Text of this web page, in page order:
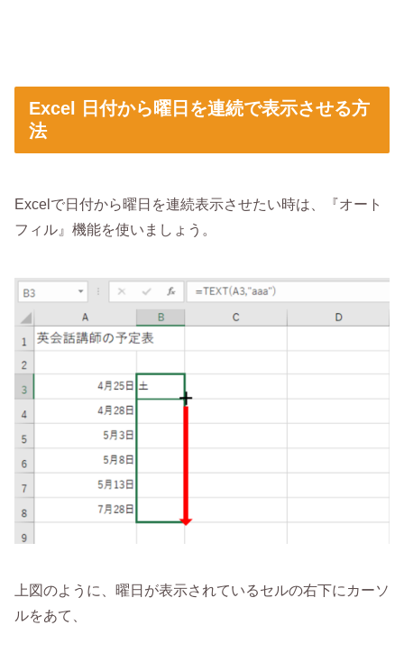
Excel 日付から曜日を連続で表示させる方
法
Excelで日付から曜日を連続表示させたい時は、『オート
フィル』機能を使いましょう。
上図のように、曜日が表示されているセルの右下にカーソ
ルをあて、